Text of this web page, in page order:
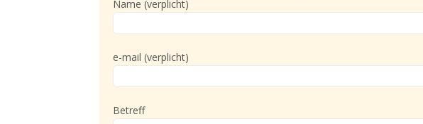
Name (verplicht)
e-mail (verplicht)
Betreff